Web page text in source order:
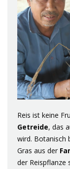
Reis ist keine
Getreide, das
wird. Botanisch
Gras aus der
der Reispflanze